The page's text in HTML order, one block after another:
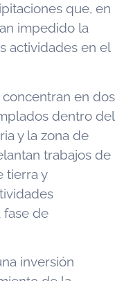
que, en
impedido la
actividades en el
en dos
dentro del
y la zona de
trabajos de
tierra y
fase de
inversión